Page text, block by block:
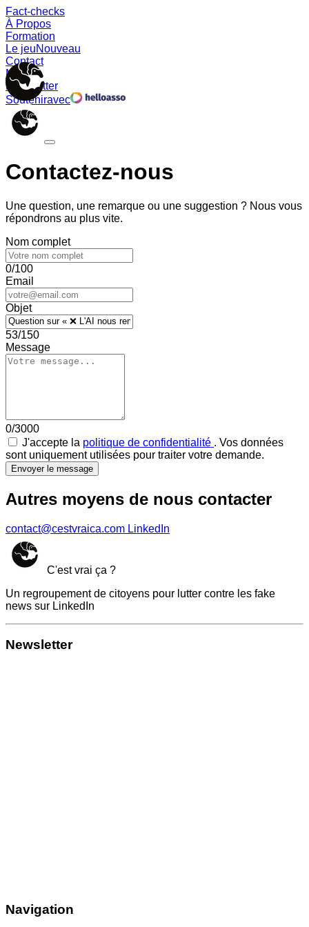
Fact-checks
À Propos
Formation
Le jeuNouveau
Contact
Memes
Newsletter
Souteniravec
Contactez-nous
Une question, une remarque ou une suggestion ? Nous vous
répondrons au plus vite.
Nom complet
0/100
Email
Objet
53/150
Message
0/3000
J'accepte la politique de confidentialité . Vos données
sont uniquement utilisées pour traiter votre demande.
Envoyer le message
Autres moyens de nous contacter
contact@cestvraica.com LinkedIn
C'est vrai ça ?
Un regroupement de citoyens pour lutter contre les fake
news sur LinkedIn
Newsletter
Navigation